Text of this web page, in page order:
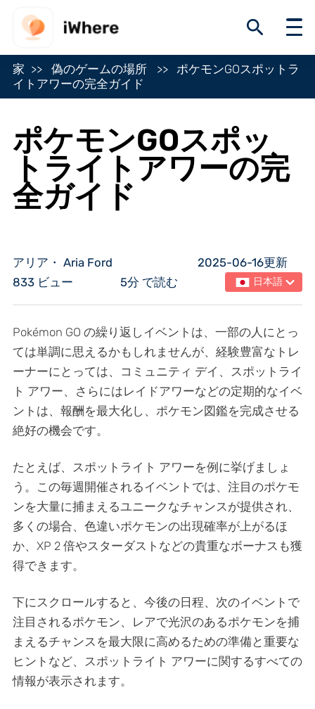
家 偽のゲームの場所
ポケモンGOスポットラ
イトアワーの完全ガイド
ポケモンGOスポッ
トライトアワーの完
全ガイド
アリア・ Aria Ford
2025-06-16更新
833 ビュー
5分 で読む 日本語
Pokémon GO の繰り返しイベントは、一部の人にとっ
ては単調に思えるかもしれませんが、経験豊富なトレ
ーナーにとっては、コミュニティ デイ、スポットライ
ト アワー、さらにはレイドアワーなどの定期的なイベ
ントは、報酬を最大化し、ポケモン図鑑を完成させる
絶好の機会です。
たとえば、スポットライト アワーを例に挙げましょ
う。この毎週開催されるイベントでは、注目のポケモ
ンを大量に捕まえるユニークなチャンスが提供され、
多くの場合、色違いポケモンの出現確率が上がるほ
か、XP 2 倍やスターダストなどの貴重なボーナスも獲
得できます。
下にスクロールすると、今後の日程、次のイベントで
注目されるポケモン、レアで光沢のあるポケモンを捕
まえるチャンスを最大限に高めるための準備と重要な
ヒントなど、スポットライト アワーに関するすべての
情報が表示されます。